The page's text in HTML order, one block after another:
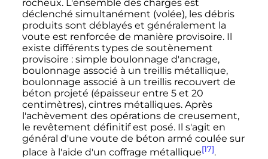
rocheux. L'ensemble des charges est
déclenché simultanément (volée), les débris
produits sont déblayés et généralement la
voute est renforcée de manière provisoire. Il
existe différents types de soutènement
provisoire : simple boulonnage d'ancrage,
boulonnage associé à un treillis métallique,
boulonnage associé à un treillis recouvert de
béton projeté (épaisseur entre 5 et 20
centimètres), cintres métalliques. Après
l'achèvement des opérations de creusement,
le revêtement définitif est posé. Il s'agit en
général d'une voute de béton armé coulée sur
place à l'aide d'un coffrage métallique[17].